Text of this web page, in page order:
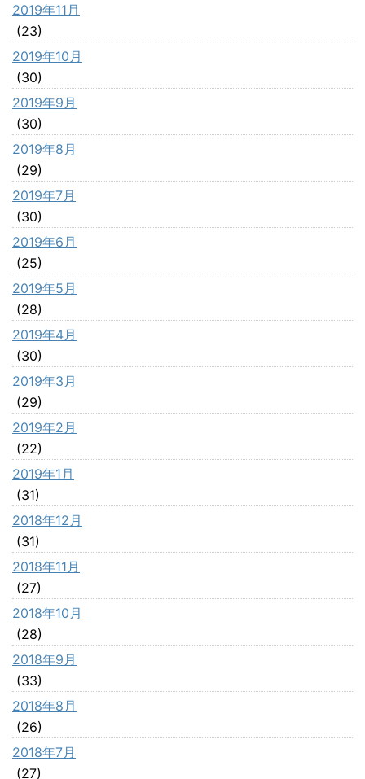
2019年11月
(23)
2019年10月
(30)
2019年9月
(30)
2019年8月
(29)
2019年7月
(30)
2019年6月
(25)
2019年5月
(28)
2019年4月
(30)
2019年3月
(29)
2019年2月
(22)
2019年1月
(31)
2018年12月
(31)
2018年11月
(27)
2018年10月
(28)
2018年9月
(33)
2018年8月
(26)
2018年7月
(27)